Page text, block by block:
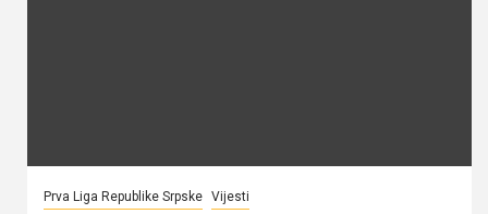
Prva Liga Republike Srpske Vijesti